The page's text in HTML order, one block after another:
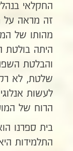
החקלאי
זה מראה על
מהותו של
היתה בולטת
והבלטת
שלטת, לא רק
לעשות
הרוח של
בית ספרנו
התלמידות